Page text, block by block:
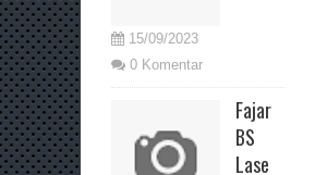
15/09/2023
0 Komentar
Fajar
BS
Lase